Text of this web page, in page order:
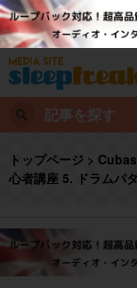
記事を探す
トップページ >
心者講座 5. ドラムパ